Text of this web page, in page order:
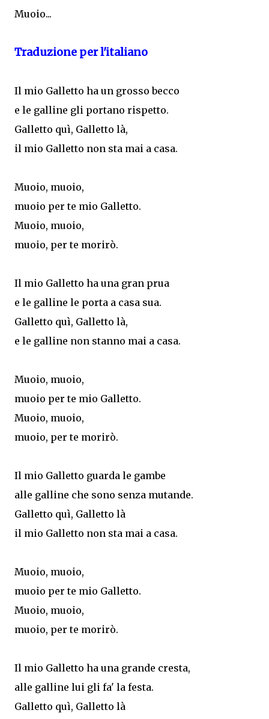
Muoio...
Traduzione per l'italiano
Il mio Galletto ha un grosso becco
e le galline gli portano rispetto.
Galletto quì, Galletto là,
il mio Galletto non sta mai a casa.
Muoio, muoio,
muoio per te mio Galletto.
Muoio, muoio,
muoio, per te morirò.
Il mio Galletto ha una gran prua
e le galline le porta a casa sua.
Galletto quì, Galletto là,
e le galline non stanno mai a casa.
Muoio, muoio,
muoio per te mio Galletto.
Muoio, muoio,
muoio, per te morirò.
Il mio Galletto guarda le gambe
alle galline che sono senza mutande.
Galletto quì, Galletto là
il mio Galletto non sta mai a casa.
Muoio, muoio,
muoio per te mio Galletto.
Muoio, muoio,
muoio, per te morirò.
Il mio Galletto ha una grande cresta,
alle galline lui gli fa' la festa.
Galletto quì, Galletto là